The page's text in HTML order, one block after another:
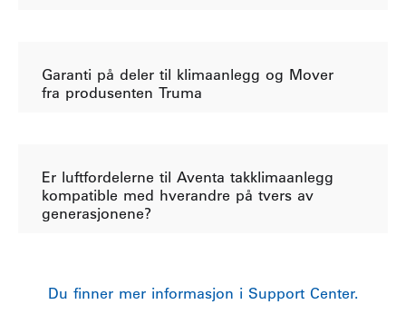
Garanti på deler til klimaanlegg og Mover
fra produsenten Truma
Er luftfordelerne til Aventa takklimaanlegg
kompatible med hverandre på tvers av
generasjonene?
Du finner mer informasjon i Support Center.